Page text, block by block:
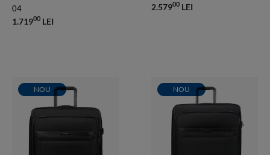
04
1.71900 LEI
2.57900 LEI
NOU NOU